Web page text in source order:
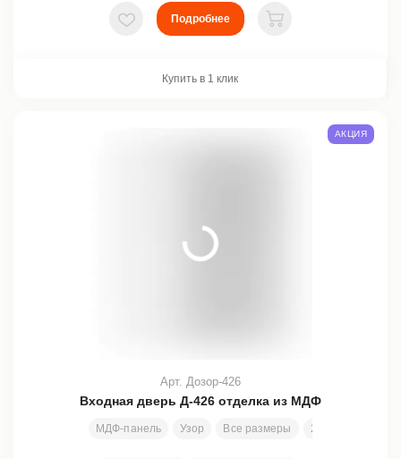
В избранное
Подробнее
В корзину
Купить в 1 клик
Входная дверь Д-426 отделка из МДФ
МДФ-панель Узор Все размеры 2000х800 мм
Арт. Дозор-426
АКЦИЯ